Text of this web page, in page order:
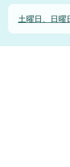
土曜日、日曜